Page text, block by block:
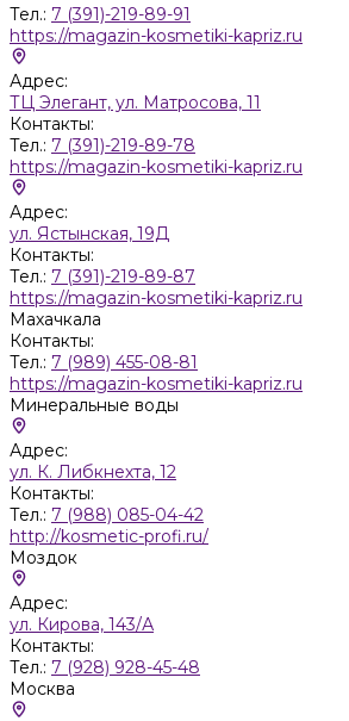
Тел.: 7 (391)-219-89-91
https://magazin-kosmetiki-kapriz.ru
Адрес:
ТЦ Элегант, ул. Матросова, 11
Контакты:
Тел.: 7 (391)-219-89-78
https://magazin-kosmetiki-kapriz.ru
Адрес:
ул. Ястынская, 19Д
Контакты:
Тел.: 7 (391)-219-89-87
https://magazin-kosmetiki-kapriz.ru
Махачкала
Контакты:
Тел.: 7 (989) 455-08-81
https://magazin-kosmetiki-kapriz.ru
Минеральные воды
Адрес:
ул. К. Либкнехта, 12
Контакты:
Тел.: 7 (988) 085-04-42
http://kosmetic-profi.ru/
Моздок
Адрес:
ул. Кирова, 143/А
Контакты:
Тел.: 7 (928) 928-45-48
Москва